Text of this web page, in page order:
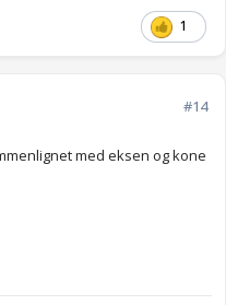
1
#14
med eksen og kone